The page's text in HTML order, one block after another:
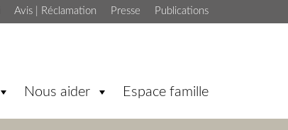
Publications
Presse
Avis | Réclamation
Nous aider Espace famille